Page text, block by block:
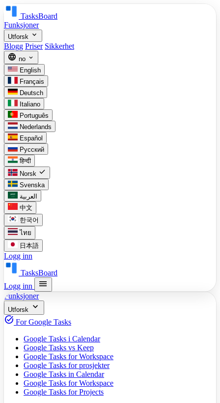
TasksBoard
Funksjoner
Utforsk expand_more
Blogg Priser Sikkerhet
language no expand_more
English
Français
Deutsch
Italiano
Português
Nederlands
Español
Русский
हिन्दी
Norsk check
Svenska
العربية
中文
한국어
ไทย
日本語
Logg inn
TasksBoard
Logg inn
menu
Funksjoner
Utforsk expand_more
task_alt For Google Tasks
Google Tasks i Calendar
Google Tasks vs Keep
Google Tasks for Workspace
Google Tasks for prosjekter
Google Tasks in Calendar
Google Tasks for Workspace
Google Tasks for Projects